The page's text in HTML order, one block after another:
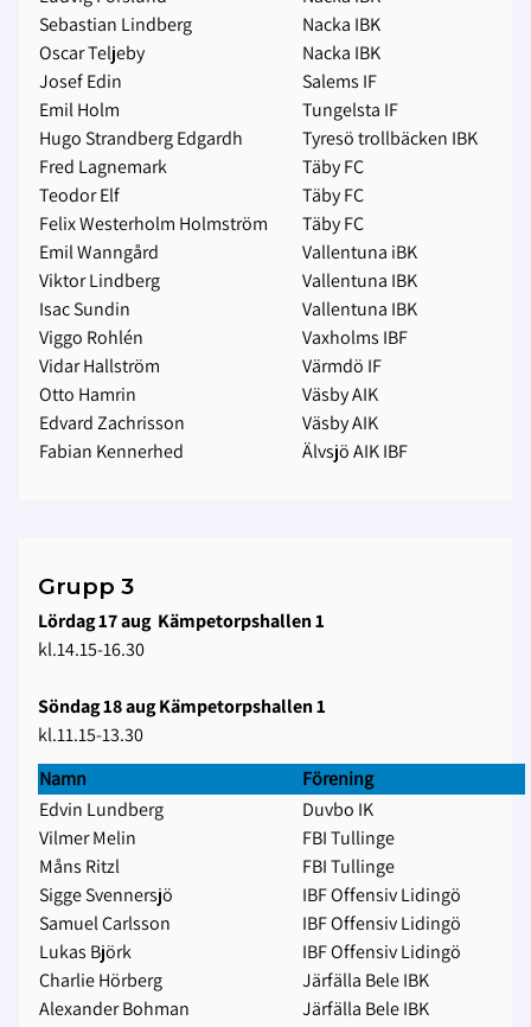
Sebastian Lindberg
Oscar Teljeby
Josef Edin
Emil Holm
Hugo Strandberg Edgardh
Fred Lagnemark
Teodor Elf
Felix Westerholm Holmström
Emil Wanngård
Viktor Lindberg
Isac Sundin
Viggo Rohlén
Vidar Hallström
Otto Hamrin
Edvard Zachrisson
Fabian Kennerhed
Nacka IBK
Nacka IBK
Salems IF
Tungelsta IF
Tyresö trollbäcken IBK
Täby FC
Täby FC
Täby FC
Vallentuna iBK
Vallentuna IBK
Vallentuna IBK
Vaxholms IBF
Värmdö IF
Väsby AIK
Väsby AIK
Älvsjö AIK IBF
Grupp 3
Lördag 17 aug Kämpetorpshallen 1
kl.14.15-16.30
Söndag 18 aug Kämpetorpshallen 1
kl.11.15-13.30
Namn
Förening
Edvin Lundberg
Vilmer Melin
Måns Ritzl
Sigge Svennersjö
Samuel Carlsson
Lukas Björk
Charlie Hörberg
Alexander Bohman
Duvbo IK
FBI Tullinge
FBI Tullinge
IBF Offensiv Lidingö
IBF Offensiv Lidingö
IBF Offensiv Lidingö
Järfälla Bele IBK
Järfälla Bele IBK